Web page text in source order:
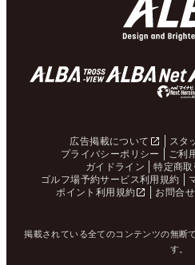
広告掲載について スタ
プライバシーポリシー
ご利
ガイドライン
特定商
ゴルフ場予約サービス利用規約
ポイント利用規約
お問合せ
掲載されている全てのコンテンツの無断
す。